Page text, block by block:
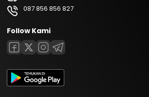
087 856 856 827
Follow Kami